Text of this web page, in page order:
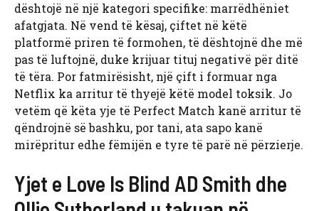
dështojë në një kategori specifike: marrëdhëniet
afatgjata. Në vend të kësaj, çiftet në këtë
platformë priren të formohen, të dështojnë dhe më
pas të luftojnë, duke krijuar tituj negativë për ditë
të tëra. Por fatmirësisht, një çift i formuar nga
Netflix ka arritur të thyejë këtë model toksik. Jo
vetëm që këta yje të Perfect Match kanë arritur të
qëndrojnë së bashku, por tani, ata sapo kanë
mirëpritur edhe fëmijën e tyre të parë në përzierje.
Yjet e Love Is Blind AD Smith dhe